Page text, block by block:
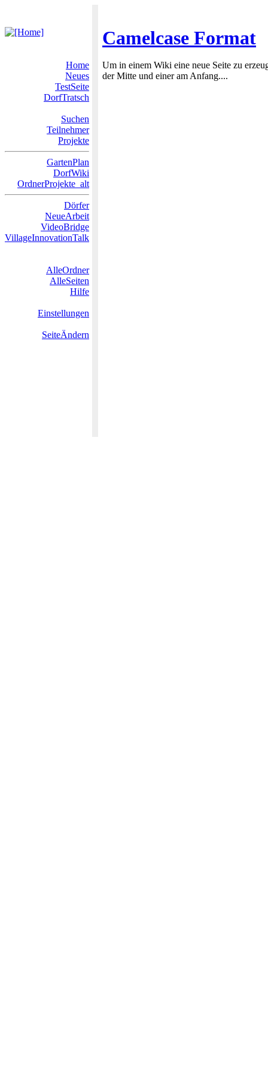
Camelcase Format
Home
Neues
TestSeite
DorfTratsch
Suchen
Teilnehmer
Projekte
GartenPlan
DorfWiki
OrdnerProjekte_alt
Dörfer
NeueArbeit
VideoBridge
VillageInnovationTalk
AlleOrdner
AlleSeiten
Hilfe
Einstellungen
SeiteÄndern
Um in einem Wiki eine neue Seite zu
der Mitte und einer am Anfang....